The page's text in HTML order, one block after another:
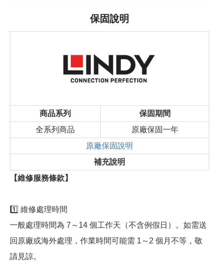
保固說明
商品系列
保固期間
全系列商品
原廠保固一年
原廠保固說明
補充說明
【維修服務條款】
1️⃣ 維修處理時間
一般處理時間為 7～14 個工作天（不含例假日）。如需送
回原廠或海外處理，作業時間可能需 1～2 個月不等，敬
請見諒。